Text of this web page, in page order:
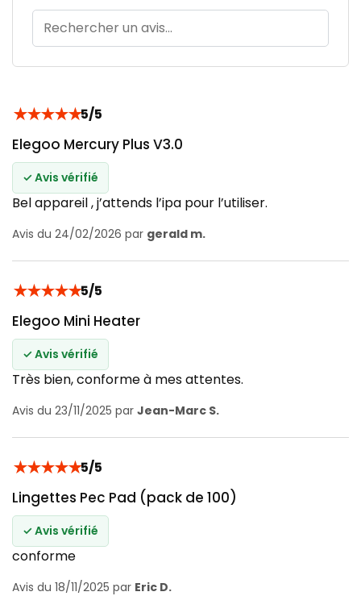
★★★★★5/5
Elegoo Mercury Plus V3.0
✓ Avis vérifié
Bel appareil , j’attends l’ipa pour l’utiliser.
Avis du 24/02/2026 par gerald m.
★★★★★5/5
Elegoo Mini Heater
✓ Avis vérifié
Très bien, conforme à mes attentes.
Avis du 23/11/2025 par Jean-Marc S.
★★★★★5/5
Lingettes Pec Pad (pack de 100)
✓ Avis vérifié
conforme
Avis du 18/11/2025 par Eric D.